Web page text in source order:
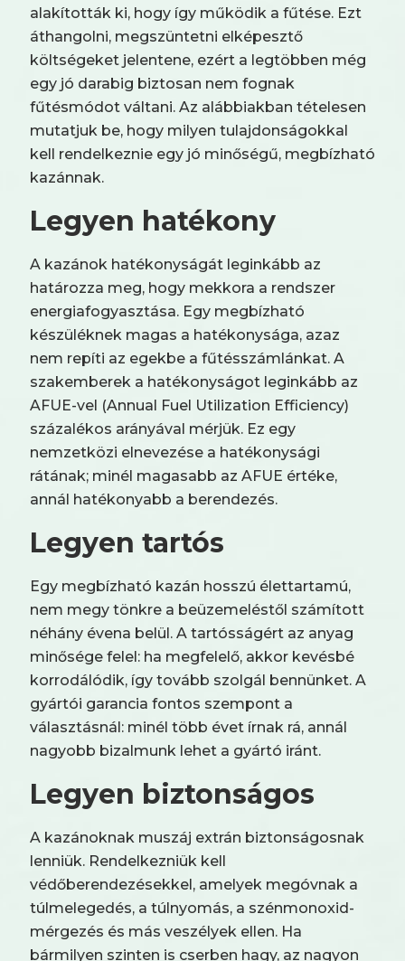
alakították ki, hogy így működik a fűtése. Ezt
áthangolni, megszüntetni elképesztő
költségeket jelentene, ezért a legtöbben még
egy jó darabig biztosan nem fognak
fűtésmódot váltani. Az alábbiakban tételesen
mutatjuk be, hogy milyen tulajdonságokkal
kell rendelkeznie egy jó minőségű, megbízható
kazánnak.
Legyen hatékony
A kazánok hatékonyságát leginkább az
határozza meg, hogy mekkora a rendszer
energiafogyasztása. Egy megbízható
készüléknek magas a hatékonysága, azaz
nem repíti az egekbe a fűtésszámlánkat. A
szakemberek a hatékonyságot leginkább az
AFUE-vel (Annual Fuel Utilization Efficiency)
százalékos arányával mérjük. Ez egy
nemzetközi elnevezése a hatékonysági
rátának; minél magasabb az AFUE értéke,
annál hatékonyabb a berendezés.
Legyen tartós
Egy megbízható kazán hosszú élettartamú,
nem megy tönkre a beüzemeléstől számított
néhány évena belül. A tartósságért az anyag
minősége felel: ha megfelelő, akkor kevésbé
korrodálódik, így tovább szolgál bennünket. A
gyártói garancia fontos szempont a
választásnál: minél több évet írnak rá, annál
nagyobb bizalmunk lehet a gyártó iránt.
Legyen biztonságos
A kazánoknak muszáj extrán biztonságosnak
lenniük. Rendelkezniük kell
védőberendezésekkel, amelyek megóvnak a
túlmelegedés, a túlnyomás, a szénmonoxid-
mérgezés és más veszélyek ellen. Ha
bármilyen szinten is cserben hagy, az nagyon